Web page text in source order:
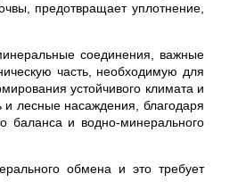
предотвращает уплотнение,
соединения, важные
часть, необходимую для
устойчивого климата и
и лесные насаждения, благодаря
баланса и водно-минерального
обмена и это требует